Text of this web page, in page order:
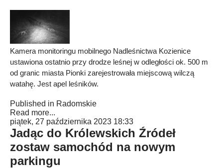
Kamera monitoringu mobilnego Nadleśnictwa Kozienice
ustawiona ostatnio przy drodze leśnej w odległości ok. 500 m
od granic miasta Pionki zarejestrowała miejscową wilczą
watahę. Jest apel leśników.
Published in Radomskie
Read more...
piątek, 27 października 2023 18:33
Jadąc do Królewskich Źródeł
zostaw samochód na nowym
parkingu